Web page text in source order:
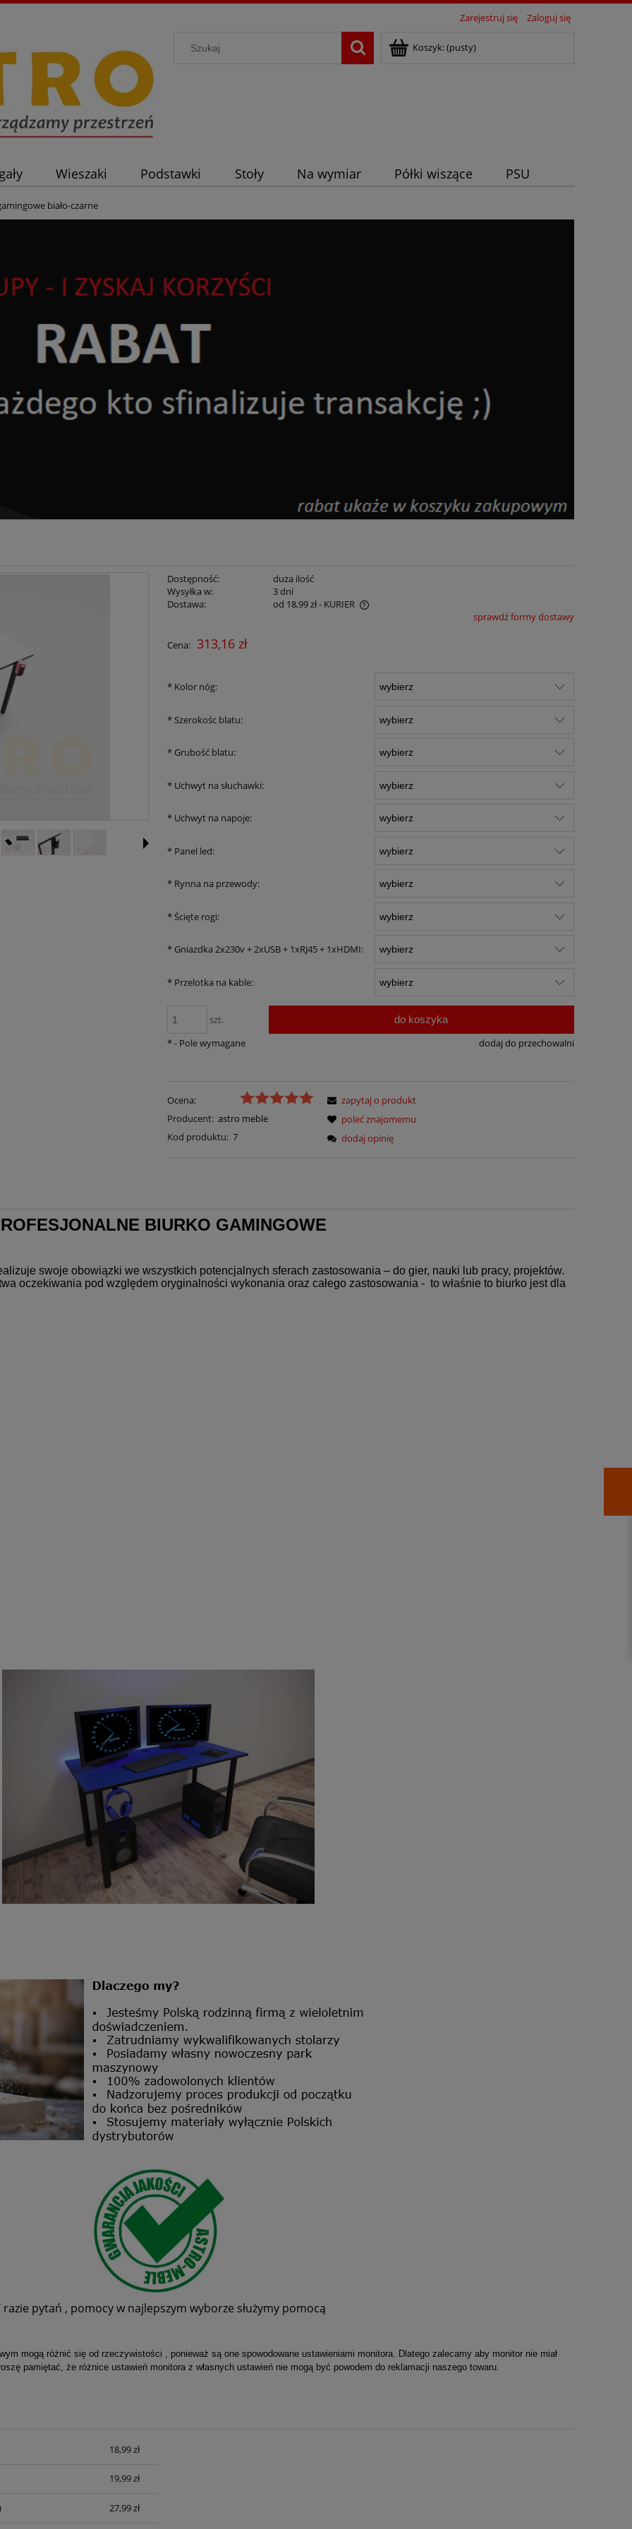
Zarejestruj się Zaloguj się
Koszyk:(pusty)
Wieszaki Podstawki Stoły Na wymiar Półki wiszące PSU
biało-czarne
Dostępność:
duża ilość
Wysyłka w:
3 dni
Dostawa:
od 18,99 zł- KURIER
płatności
sprawdź formy dostawy
Cena: 313,16 zł
*Kolor nóg:
*Szerokośc blatu:
*Grubość blatu:
*Uchwyt na słuchawki:
*Uchwyt na napoje:
*Panel led:
*Rynna na przewody:
*Ścięte rogi:
*Gniazdka 2x230v + 2xUSB + 1xRJ45 + 1xHDMI:
*Przelotka na kable:
szt. do koszyka
dodaj do przechowalni
*- Pole wymagane
Ocena:
Producent: astro meble
Kod produktu: 7
zapytaj o produkt
poleć znajomemu
dodaj opinię
BIURKO GAMINGOWE
swoje obowiązki we wszystkich potencjalnych sferach zastosowania – do gier, nauki lub pracy, projektów.
oczekiwania pod względem oryginalności wykonania oraz całego zastosowania - to właśnie to biurko jest dla
razie pytań , pomocy w najlepszym wyborze służymy pomocą
mogą różnić się od rzeczywistości , ponieważ są one spowodowane ustawieniami monitora. Dlatego zalecamy aby monitor nie miał
pamiętać, że różnice ustawień monitora z własnych ustawień nie mogą być powodem do reklamacji naszego towaru.
18,99 zł
19,99 zł
27,99 zł